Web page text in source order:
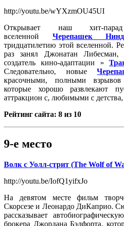
http://youtu.be/wYXzmOU45UI
Открывает наш хит-
вселенной Черепашек
тридцатилетию этой вселенной.
раз занял Джонатан
создатель кино-адаптации »
Следовательно, новые
красочными, полными
которые хорошо развлекают
аттракцион с, любимыми с
Рейтинг сайта: 8 из 10
9-е место
Волк с Уолл-стрит (The Wolf of
http://youtu.be/IofQ1yifxJo
На девятом месте фильм
Скорсезе и Леонардо ДиКаприо.
рассказывает
брокера Джордана Бэлфорта,